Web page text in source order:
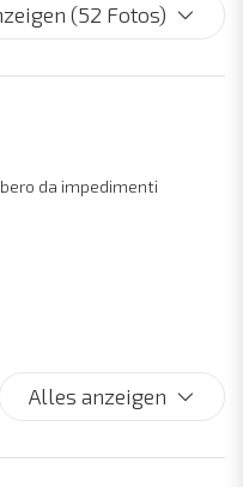
(52 Fotos)
da impedimenti
Alles anzeigen